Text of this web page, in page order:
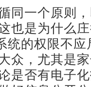
一个原则，
也是为什么
统的权限不
众，尤其是
是否有电子